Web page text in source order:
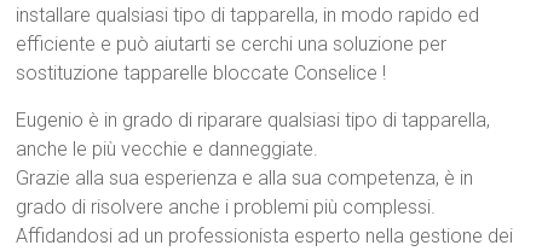
installare qualsiasi tipo di tapparella, in modo rapido ed
efficiente e può aiutarti se cerchi una soluzione per
sostituzione tapparelle bloccate Conselice !
Eugenio è in grado di riparare qualsiasi tipo di tapparella,
anche le più vecchie e danneggiate.
Grazie alla sua esperienza e alla sua competenza, è in
grado di risolvere anche i problemi più complessi.
Affidandosi ad un professionista esperto nella gestione dei